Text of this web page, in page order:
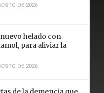
DE 2026
helado con
para aliviar la
DE 2026